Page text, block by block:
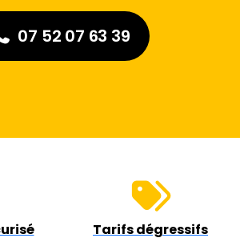
07 52 07 63 39
Tarifs dégressifs